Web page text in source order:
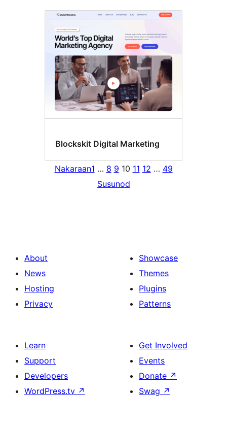
Blockskit Digital Marketing
Nakaraan1 … 8 9 10 11 12 … 49
Susunod
About
News
Hosting
Privacy
Showcase
Themes
Plugins
Patterns
Learn
Support
Developers
WordPress.tv ↗
Get Involved
Events
Donate ↗
Swag ↗